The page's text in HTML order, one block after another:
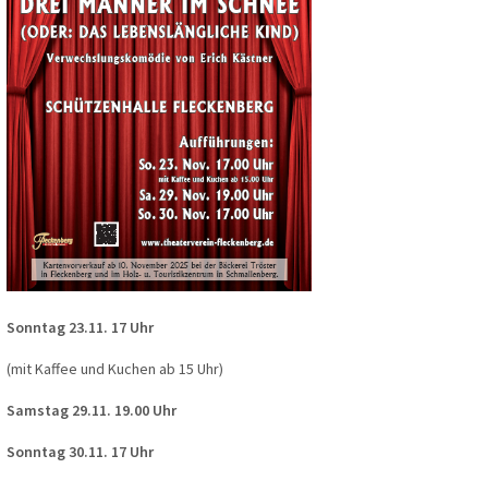
Sonntag 23.11. 17 Uhr
(mit Kaffee und Kuchen ab 15 Uhr)
Samstag 29.11. 19.00 Uhr
Sonntag 30.11. 17 Uhr